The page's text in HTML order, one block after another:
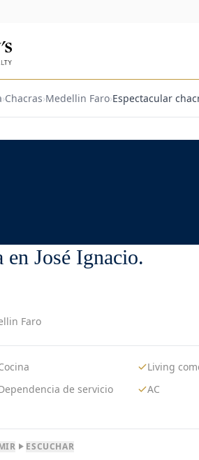
›Chacras›Medellin Faro›Espectacular
en José Ignacio.
Faro
Living
de servicio AC
ESCUCHAR